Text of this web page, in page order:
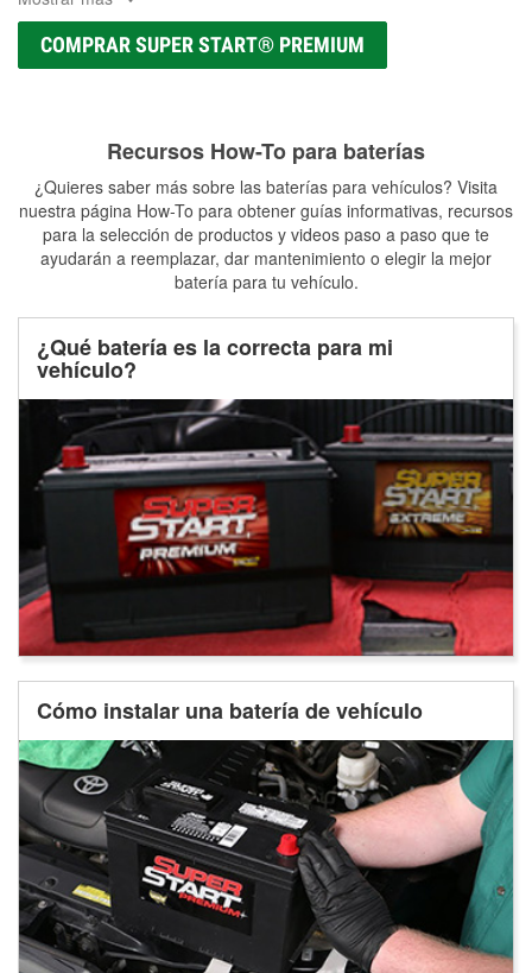
COMPRAR SUPER START® PREMIUM
Recursos How-To para baterías
¿Quieres saber más sobre las baterías para vehículos? Visita
nuestra página How-To para obtener guías informativas, recursos
para la selección de productos y videos paso a paso que te
ayudarán a reemplazar, dar mantenimiento o elegir la mejor
batería para tu vehículo.
¿Qué batería es la correcta para mi
vehículo?
Cómo instalar una batería de vehículo